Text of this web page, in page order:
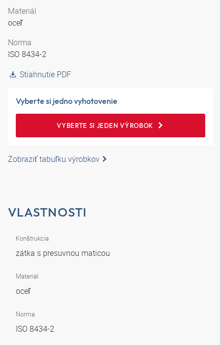
Materiál
oceľ
Norma
ISO 8434-2
Stiahnutie PDF
Vyberte si jedno vyhotovenie
VYBERTE SI JEDEN VÝROBOK
Zobraziť tabuľku výrobkov
VLASTNOSTI
Konštrukcia
zátka s presuvnou maticou
Materiál
oceľ
Norma
ISO 8434-2